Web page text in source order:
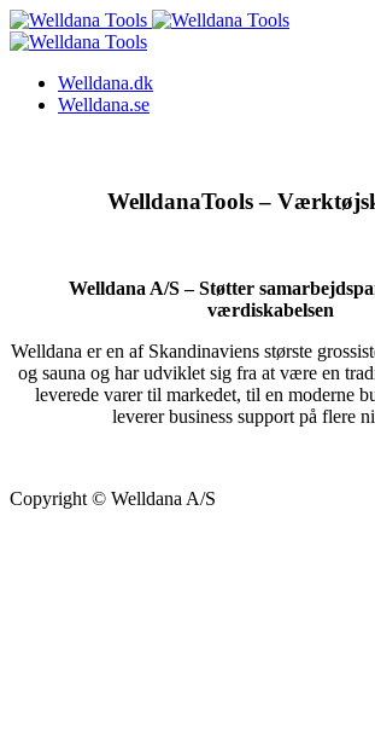
Welldana.dk
Welldana.se
WelldanaTools –
Welldana A/S – Støtter
værdiskabelsen
Welldana er en af Skandinaviens største
og sauna og har udviklet sig fra at være en
leverede varer til markedet, til en moderne
leverer business support på flere
Copyright © Welldana A/S